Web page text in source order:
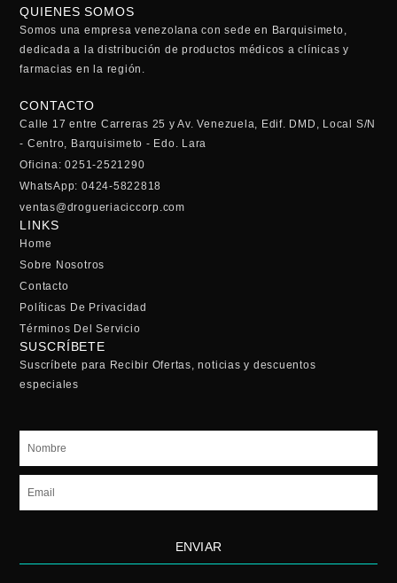
QUIENES SOMOS
Somos una empresa venezolana con sede en Barquisimeto,
dedicada a la distribución de productos médicos a clínicas y
farmacias en la región.
CONTACTO
Calle 17 entre Carreras 25 y Av. Venezuela, Edif. DMD, Local S/N
- Centro, Barquisimeto - Edo. Lara
Oficina: 0251-2521290
WhatsApp: 0424-5822818
ventas@drogueriaciccorp.com
LINKS
Home
Sobre Nosotros
Contacto
Políticas De Privacidad
Términos Del Servicio
SUSCRÍBETE
Suscríbete para Recibir Ofertas, noticias y descuentos
especiales
Nombre
Email
ENVIAR